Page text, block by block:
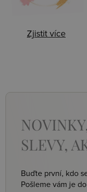
Zjistit více
SLEVY,
Buďte první, kdo
Pošleme vám je